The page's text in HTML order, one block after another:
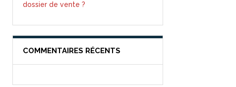
dossier de vente ?
COMMENTAIRES RÉCENTS